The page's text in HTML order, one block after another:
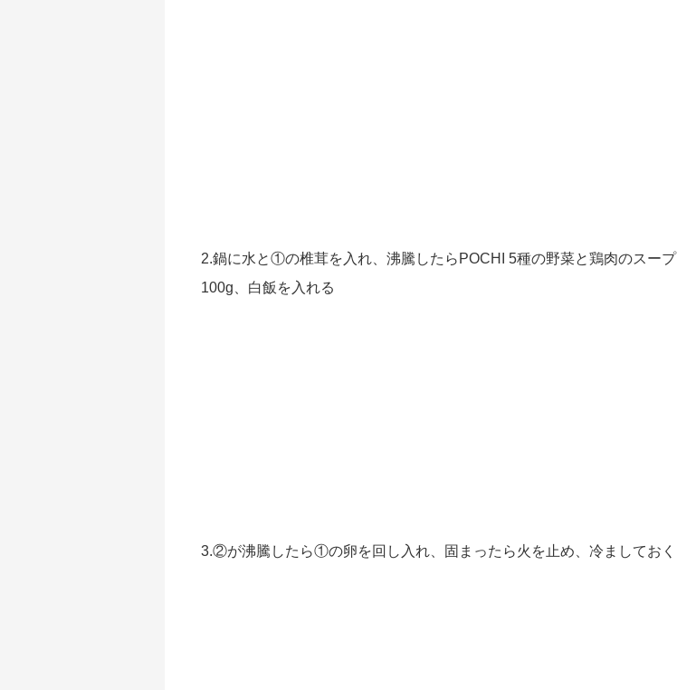
2.鍋に水と①の椎茸を入れ、沸騰したらPOCHI 5種の野菜と鶏肉のスープ
100g、白飯を入れる
3.②が沸騰したら①の卵を回し入れ、固まったら火を止め、冷ましておく